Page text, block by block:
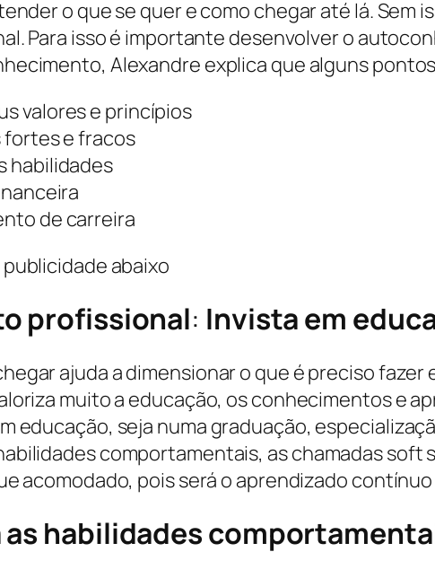
o que se quer e como chegar até lá. Sem
Para isso é importante desenvolver o
Alexandre explica que alguns
valores e princípios
e fracos
habilidades
de carreira
abaixo
profissional: Invista em
ajuda a dimensionar o que é preciso fazer
muito a educação, os conhecimentos e
educação, seja numa graduação,
comportamentais, as chamadas soft
acomodado, pois será o aprendizado
as habilidades